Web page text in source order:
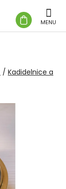
KOŠÍK
/ Kadidelnice a